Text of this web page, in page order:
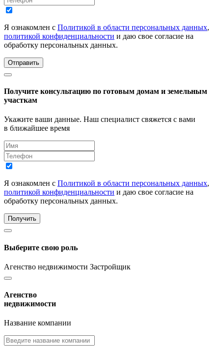
Я ознакомлен с Политикой в области персональных данных,
политикой конфиденциальности и даю свое согласие на
обработку персональных данных.
Отправить
Получите консультацию по готовым домам и земельным
участкам
Укажите ваши данные. Наш специалист свяжется с вами
в ближайшее время
Я ознакомлен с Политикой в области персональных данных,
политикой конфиденциальности и даю свое согласие на
обработку персональных данных.
Получить
Выберите свою роль
Агенство недвижимости Застройщик
Агенство
недвижимости
Название компании